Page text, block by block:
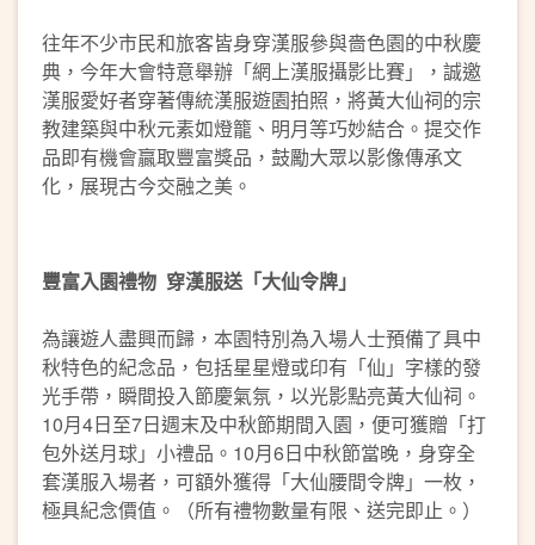
往年不少市民和旅客皆身穿漢服參與嗇色園的中秋慶
典，今年大會特意舉辦「網上漢服攝影比賽」，誠邀
漢服愛好者穿著傳統漢服遊園拍照，將黃大仙祠的宗
教建築與中秋元素如燈籠、明月等巧妙結合。提交作
品即有機會贏取豐富獎品，鼓勵大眾以影像傳承文
化，展現古今交融之美。
豐富入園禮物 穿漢服送「大仙令牌」
為讓遊人盡興而歸，本園特別為入場人士預備了具中
秋特色的紀念品，包括星星燈或印有「仙」字樣的發
光手帶，瞬間投入節慶氣氛，以光影點亮黃大仙祠。
10月4日至7日週末及中秋節期間入園，便可獲贈「打
包外送月球」小禮品。10月6日中秋節當晚，身穿全
套漢服入場者，可額外獲得「大仙腰間令牌」一枚，
極具紀念價值。（所有禮物數量有限、送完即止。）